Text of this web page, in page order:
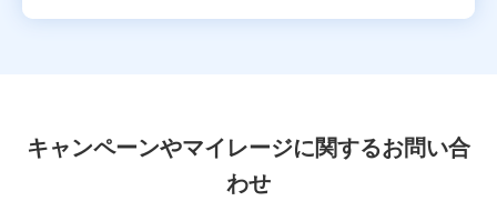
キャンペーンやマイレージに関するお問い合
わせ